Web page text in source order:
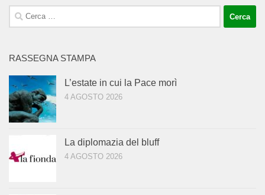
Ricerca
per:
RASSEGNA STAMPA
L’estate in cui la Pace morì
4 AGOSTO 2026
La diplomazia del bluff
4 AGOSTO 2026